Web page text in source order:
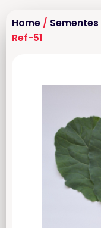
Home / Sementes
Ref-51